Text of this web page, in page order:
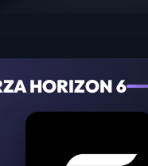
HORIZON 6